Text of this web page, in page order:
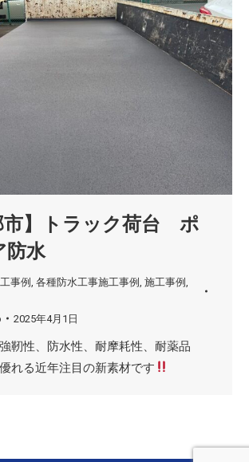
市】トラック荷台 ポ
防水
事例 各種防水工事施工事例 施工事例
2025年4月1日
靭性、防水性、耐摩耗性、耐薬品
れる近年注目の新素材です